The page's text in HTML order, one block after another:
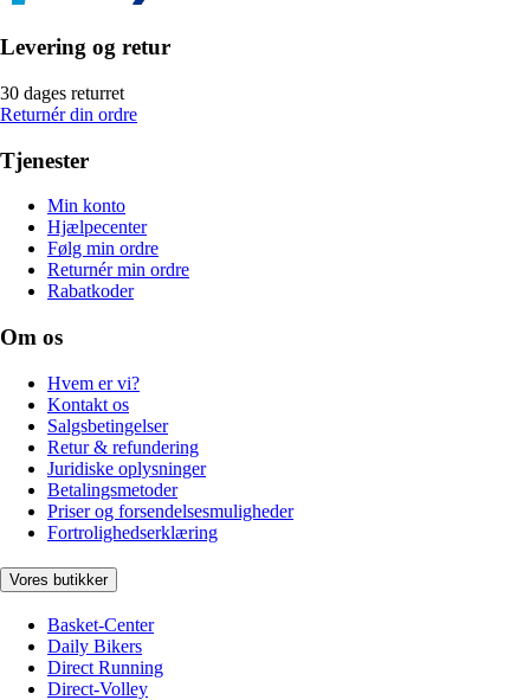
Levering og retur
30 dages returret
Returnér din ordre
Tjenester
Min konto
Hjælpecenter
Følg min ordre
Returnér min ordre
Rabatkoder
Om os
Hvem er vi?
Kontakt os
Salgsbetingelser
Retur & refundering
Juridiske oplysninger
Betalingsmetoder
Priser og forsendelsesmuligheder
Fortrolighedserklæring
Vores butikker
Basket-Center
Daily Bikers
Direct Running
Direct-Volley